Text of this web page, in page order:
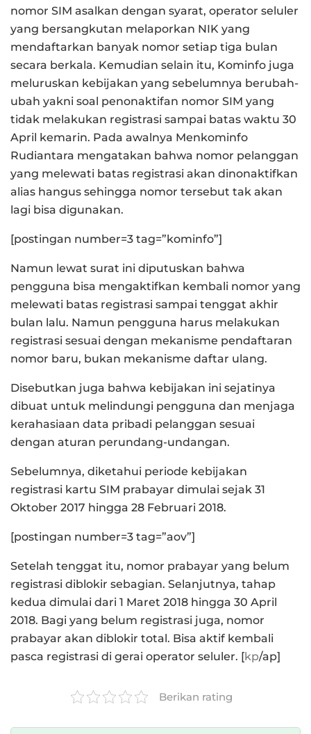
nomor SIM asalkan dengan syarat, operator seluler
yang bersangkutan melaporkan NIK yang
mendaftarkan banyak nomor setiap tiga bulan
secara berkala. Kemudian selain itu, Kominfo juga
meluruskan kebijakan yang sebelumnya berubah-
ubah yakni soal penonaktifan nomor SIM yang
tidak melakukan registrasi sampai batas waktu 30
April kemarin. Pada awalnya Menkominfo
Rudiantara mengatakan bahwa nomor pelanggan
yang melewati batas registrasi akan dinonaktifkan
alias hangus sehingga nomor tersebut tak akan
lagi bisa digunakan.
[postingan number=3 tag=”kominfo”]
Namun lewat surat ini diputuskan bahwa
pengguna bisa mengaktifkan kembali nomor yang
melewati batas registrasi sampai tenggat akhir
bulan lalu. Namun pengguna harus melakukan
registrasi sesuai dengan mekanisme pendaftaran
nomor baru, bukan mekanisme daftar ulang.
Disebutkan juga bahwa kebijakan ini sejatinya
dibuat untuk melindungi pengguna dan menjaga
kerahasiaan data pribadi pelanggan sesuai
dengan aturan perundang-undangan.
Sebelumnya, diketahui periode kebijakan
registrasi kartu SIM prabayar dimulai sejak 31
Oktober 2017 hingga 28 Februari 2018.
[postingan number=3 tag=”aov”]
Setelah tenggat itu, nomor prabayar yang belum
registrasi diblokir sebagian. Selanjutnya, tahap
kedua dimulai dari 1 Maret 2018 hingga 30 April
2018. Bagi yang belum registrasi juga, nomor
prabayar akan diblokir total. Bisa aktif kembali
pasca registrasi di gerai operator seluler. [kp/ap]
Berikan rating